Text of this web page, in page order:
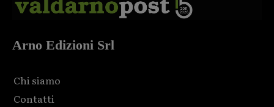
Arno Edizioni Srl
Chi siamo
Contatti